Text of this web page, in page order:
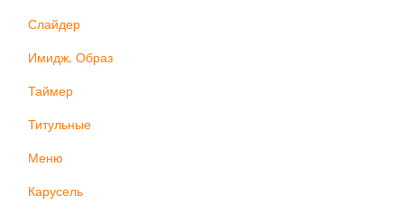
Слайдер
Имидж, Образ
Таймер
Титульные
Меню
Карусель